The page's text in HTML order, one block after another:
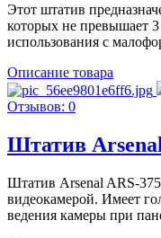
Этот штатив
которых не превышает
использования с
Описание товара
Отзывов: 0
Штатив
Штатив Arsenal ARS-
видеокамерой. Имеет
ведения камеры при